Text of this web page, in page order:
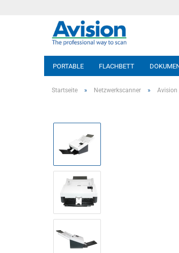
PORTABLE FLACHBETT
Startseite » Netzwerkscanner » Avision